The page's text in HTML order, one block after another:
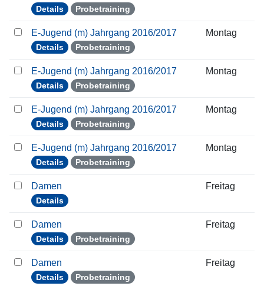
Details Probetraining
E-Jugend (m) Jahrgang 2016/2017
Details Probetraining
Montag
E-Jugend (m) Jahrgang 2016/2017
Details Probetraining
Montag
E-Jugend (m) Jahrgang 2016/2017
Details Probetraining
Montag
E-Jugend (m) Jahrgang 2016/2017
Details Probetraining
Montag
Damen
Details
Freitag
Damen
Details Probetraining
Freitag
Damen
Details Probetraining
Freitag